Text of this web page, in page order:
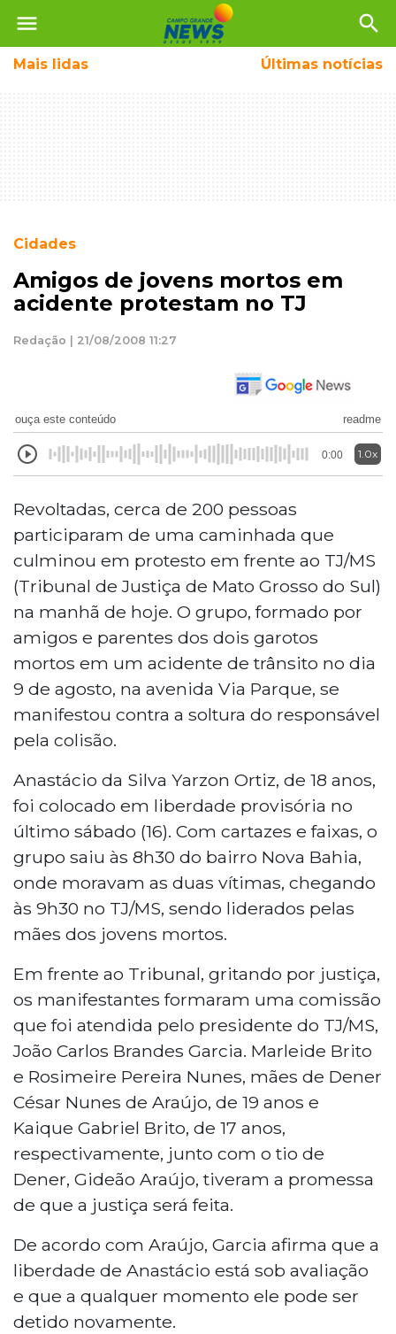
menu search
Mais lidas Últimas notícias
Cidades
Amigos de jovens mortos em
acidente protestam no TJ
Redação | 21/08/2008 11:27
ouça este conteúdo readme
0:00 1.0x
Revoltadas, cerca de 200 pessoas
participaram de uma caminhada que
culminou em protesto em frente ao TJ/MS
(Tribunal de Justiça de Mato Grosso do Sul)
na manhã de hoje. O grupo, formado por
amigos e parentes dos dois garotos
mortos em um acidente de trânsito no dia
9 de agosto, na avenida Via Parque, se
manifestou contra a soltura do responsável
pela colisão.
Anastácio da Silva Yarzon Ortiz, de 18 anos,
foi colocado em liberdade provisória no
último sábado (16). Com cartazes e faixas, o
grupo saiu às 8h30 do bairro Nova Bahia,
onde moravam as duas vítimas, chegando
às 9h30 no TJ/MS, sendo liderados pelas
mães dos jovens mortos.
Em frente ao Tribunal, gritando por justiça,
os manifestantes formaram uma comissão
que foi atendida pelo presidente do TJ/MS,
João Carlos Brandes Garcia. Marleide Brito
e Rosimeire Pereira Nunes, mães de Dener
César Nunes de Araújo, de 19 anos e
Kaique Gabriel Brito, de 17 anos,
respectivamente, junto com o tio de
Dener, Gideão Araújo, tiveram a promessa
de que a justiça será feita.
De acordo com Araújo, Garcia afirma que a
liberdade de Anastácio está sob avaliação
e que a qualquer momento ele pode ser
detido novamente.